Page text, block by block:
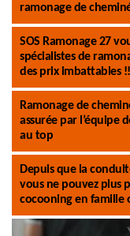
ramonage de
SOS Ramonage 27
spécialistes de
des prix imbattables !!
Ramonage de
assurée par l’équipe
au top
Depuis que la
vous ne pouvez plus
cocooning en famille